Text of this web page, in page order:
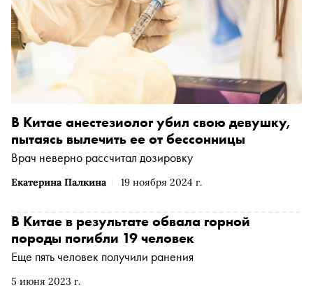
Екатерина Палкина 19 ноября 2024 г.
В Китае анестезиолог убил свою девушку,
пытаясь вылечить ее от бессонницы
Врач неверно рассчитал дозировку
5 июня 2023 г.
В Китае в результате обвала горной
породы погибли 19 человек
Еще пять человек получили ранения